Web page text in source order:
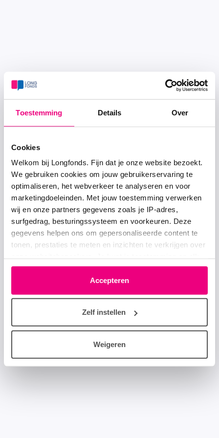
Toestemming Details Over
Cookies
Welkom bij Longfonds. Fijn dat je onze website bezoekt.
We gebruiken cookies om jouw gebruikerservaring te
optimaliseren, het webverkeer te analyseren en voor
marketingdoeleinden. Met jouw toestemming verwerken
wij en onze partners gegevens zoals je IP-adres,
surfgedrag, besturingssysteem en voorkeuren. Deze
gegevens helpen ons om gepersonaliseerde content te
tonen, prestaties te meten en inzichten te verkrijgen over
moment wijzigen of intrekken via het cookie-icoontje
linksonder elke pagina. De lijst met partners is te vinden
in het tabblad “details”.
Accepteren
Zelf instellen
Weigeren